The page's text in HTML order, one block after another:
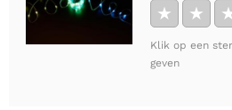
★ ★
Klik op een
geven